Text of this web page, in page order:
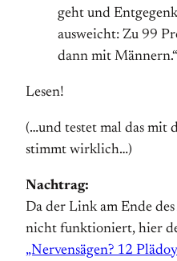
geht und
ausweicht: Zu 99
dann mit Männern.“
Lesen!
(…und testet mal das mit
stimmt wirklich…)
Nachtrag:
Da der Link am Ende
nicht funktioniert, hier
„Nervensägen? 12